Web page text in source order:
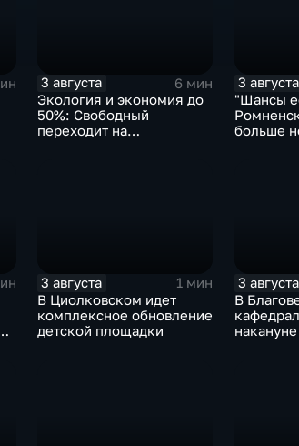
3 августа
6 мин
Экология и экономия до
50%: Свободный
переходит на
3 августа
"Шансы
больше
3 августа
1 мин
В Циолковском идет
комплексное обновление
детской площадки
3 августа
В